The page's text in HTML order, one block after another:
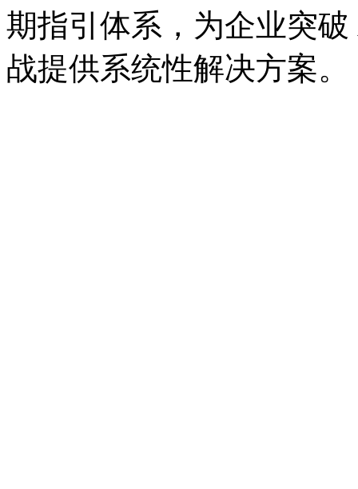
期指引体系，为企业突
战提供系统性解决方案。